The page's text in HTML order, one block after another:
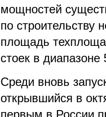
мощностей
по строительству
площадь
стоек в диапазоне
Среди вновь
открывшийся в
первым в России